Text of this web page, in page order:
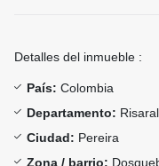
Detalles del inmueble :
País: Colombia
Departamento:
Ciudad: Pereira
Zona / barrio: